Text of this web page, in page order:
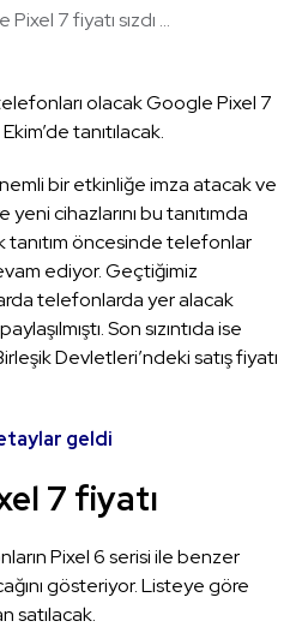
7 fiyatı sızdı ...
olacak Google Pixel 7
tanıtılacak.
bir etkinliğe imza atacak ve
cihazlarını bu tanıtımda
tanıtım öncesinde telefonlar
ediyor. Geçtiğimiz
telefonlarda yer alacak
Son sızıntıda ise
Devletleri’ndeki satış fiyatı
geldi
7 fiyatı
Pixel 6 serisi ile benzer
gösteriyor. Listeye göre
satılacak.